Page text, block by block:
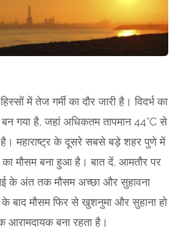
में तेज गर्मी का दौर जारी है। विदर्भ का
बन गया है, जहां अधिकतम तापमान 44°C से
है। महाराष्ट्र के दूसरे सबसे बड़े शहर पुणे में
का मौसम बना हुआ है। बात दें, आमतौर पर
के अंत तक मौसम अच्छा और सुहावना
बाद मौसम फिर से खुशनुमा और सुहाना हो
आरामदायक बना रहता है।